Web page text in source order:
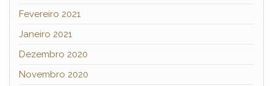
Fevereiro 2021
Janeiro 2021
Dezembro 2020
Novembro 2020